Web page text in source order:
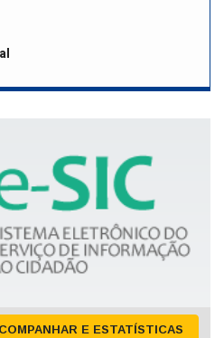
E ESTATÍSTICAS